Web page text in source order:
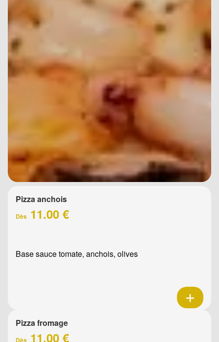
Pizza anchois
Dès 11.00 €
Base sauce tomate, anchois, olives
Pizza fromage
Dès 11.00 €